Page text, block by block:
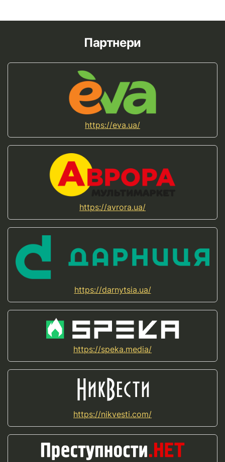
Партнери
https://eva.ua/
https://avrora.ua/
https://darnytsia.ua/
https://speka.media/
https://nikvesti.com/